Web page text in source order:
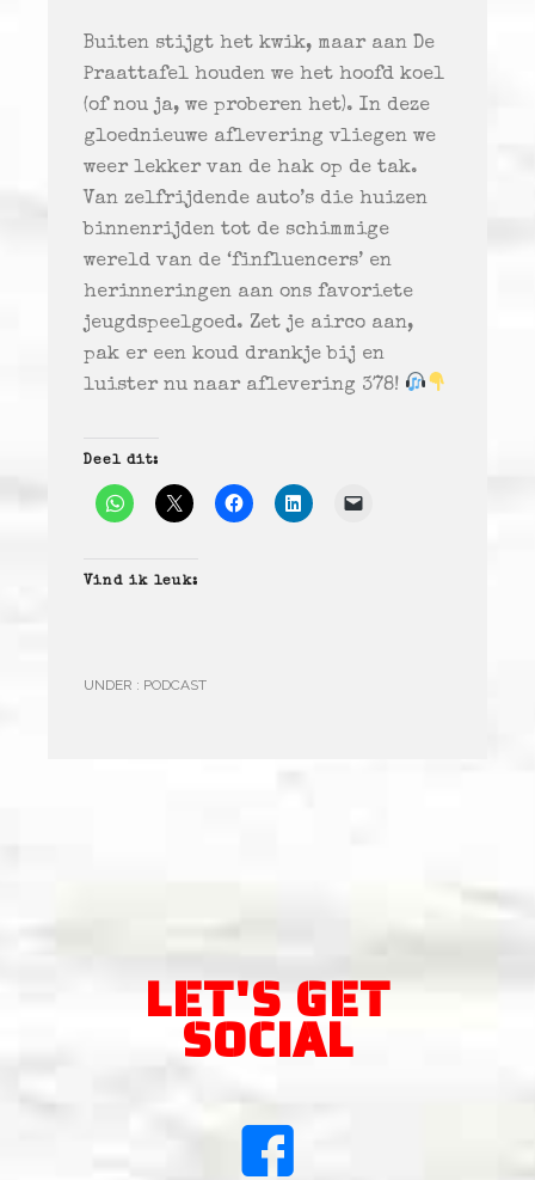
Buiten stijgt het kwik, maar aan De
Praattafel houden we het hoofd koel
(of nou ja, we proberen het). In deze
gloednieuwe aflevering vliegen we
weer lekker van de hak op de tak.
Van zelfrijdende auto’s die huizen
binnenrijden tot de schimmige
wereld van de ‘finfluencers’ en
herinneringen aan ons favoriete
jeugdspeelgoed. Zet je airco aan,
pak er een koud drankje bij en
luister nu naar aflevering 378!
Deel dit:
Vind ik leuk:
UNDER : PODCAST
LET'S GET
SOCIAL